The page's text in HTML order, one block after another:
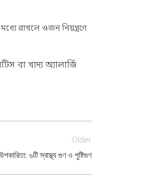
রাখলে ওজন নিয়ন্ত্রণে
বা খাদ্য অ্যালার্জি
Older
৬টি স্বাস্থ্য গুণ ও পুষ্টিগুণ